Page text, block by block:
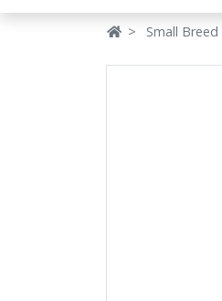
Hondenvoer
Small